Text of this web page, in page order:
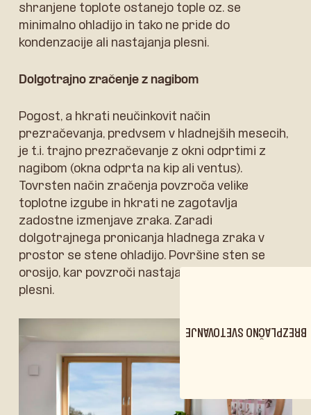
shranjene toplote ostanejo tople oz. se
minimalno ohladijo in tako ne pride do
kondenzacije ali nastajanja plesni.
Dolgotrajno zračenje z nagibom
Pogost, a hkrati neučinkovit način
prezračevanja, predvsem v hladnejših mesecih,
je t.i. trajno prezračevanje z okni odprtimi z
nagibom (okna odprta na kip ali ventus).
Tovrsten način zračenja povzroča velike
toplotne izgube in hkrati ne zagotavlja
zadostne izmenjave zraka. Zaradi
dolgotrajnega pronicanja hladnega zraka v
prostor se stene ohladijo. Površine sten se
orosijo, kar povzroči nastajanje kondenza in
plesni.
BREZPLAČNO SVETOVANJE